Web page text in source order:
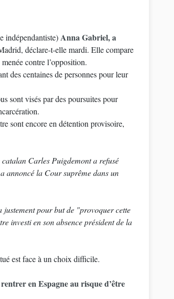
indépendantiste)Anna Gabriel, a
déclare-t-elle mardi. Elle compare
contre l’opposition.
des centaines de personnes pour leur
sont visés par des poursuites pour
sont encore en détention provisoire,
catalan Carles Puigdemont a refusé
annoncé la Cour suprême dans un
pour but de "provoquer cette
investi en son absence président de la
est face à un choix difficile.
en Espagne au risque d’être